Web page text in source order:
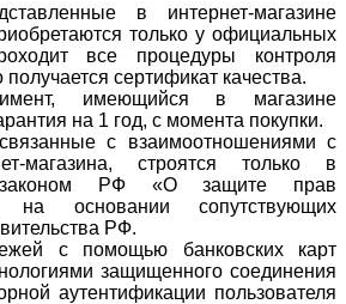
в интернет-магазине
только у официальных
все процедуры контроля
получается сертификат качества.
имеющийся в магазине
на 1 год, с момента покупки.
с взаимоотношениями с
магазина, строятся только в
законом РФ «О защите прав
на основании сопутствующих
РФ.
с помощью банковских карт
защищенного соединения
аутентификации пользователя